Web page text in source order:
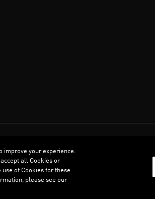
improve your experience.
all Cookies or
use of Cookies for these
please see our